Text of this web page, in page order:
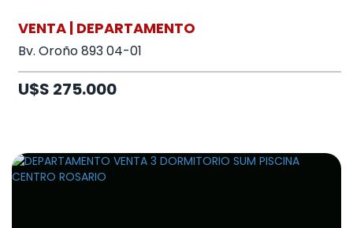
VENTA | DEPARTAMENTO
Bv. Oroño 893 04-01
U$S 275.000